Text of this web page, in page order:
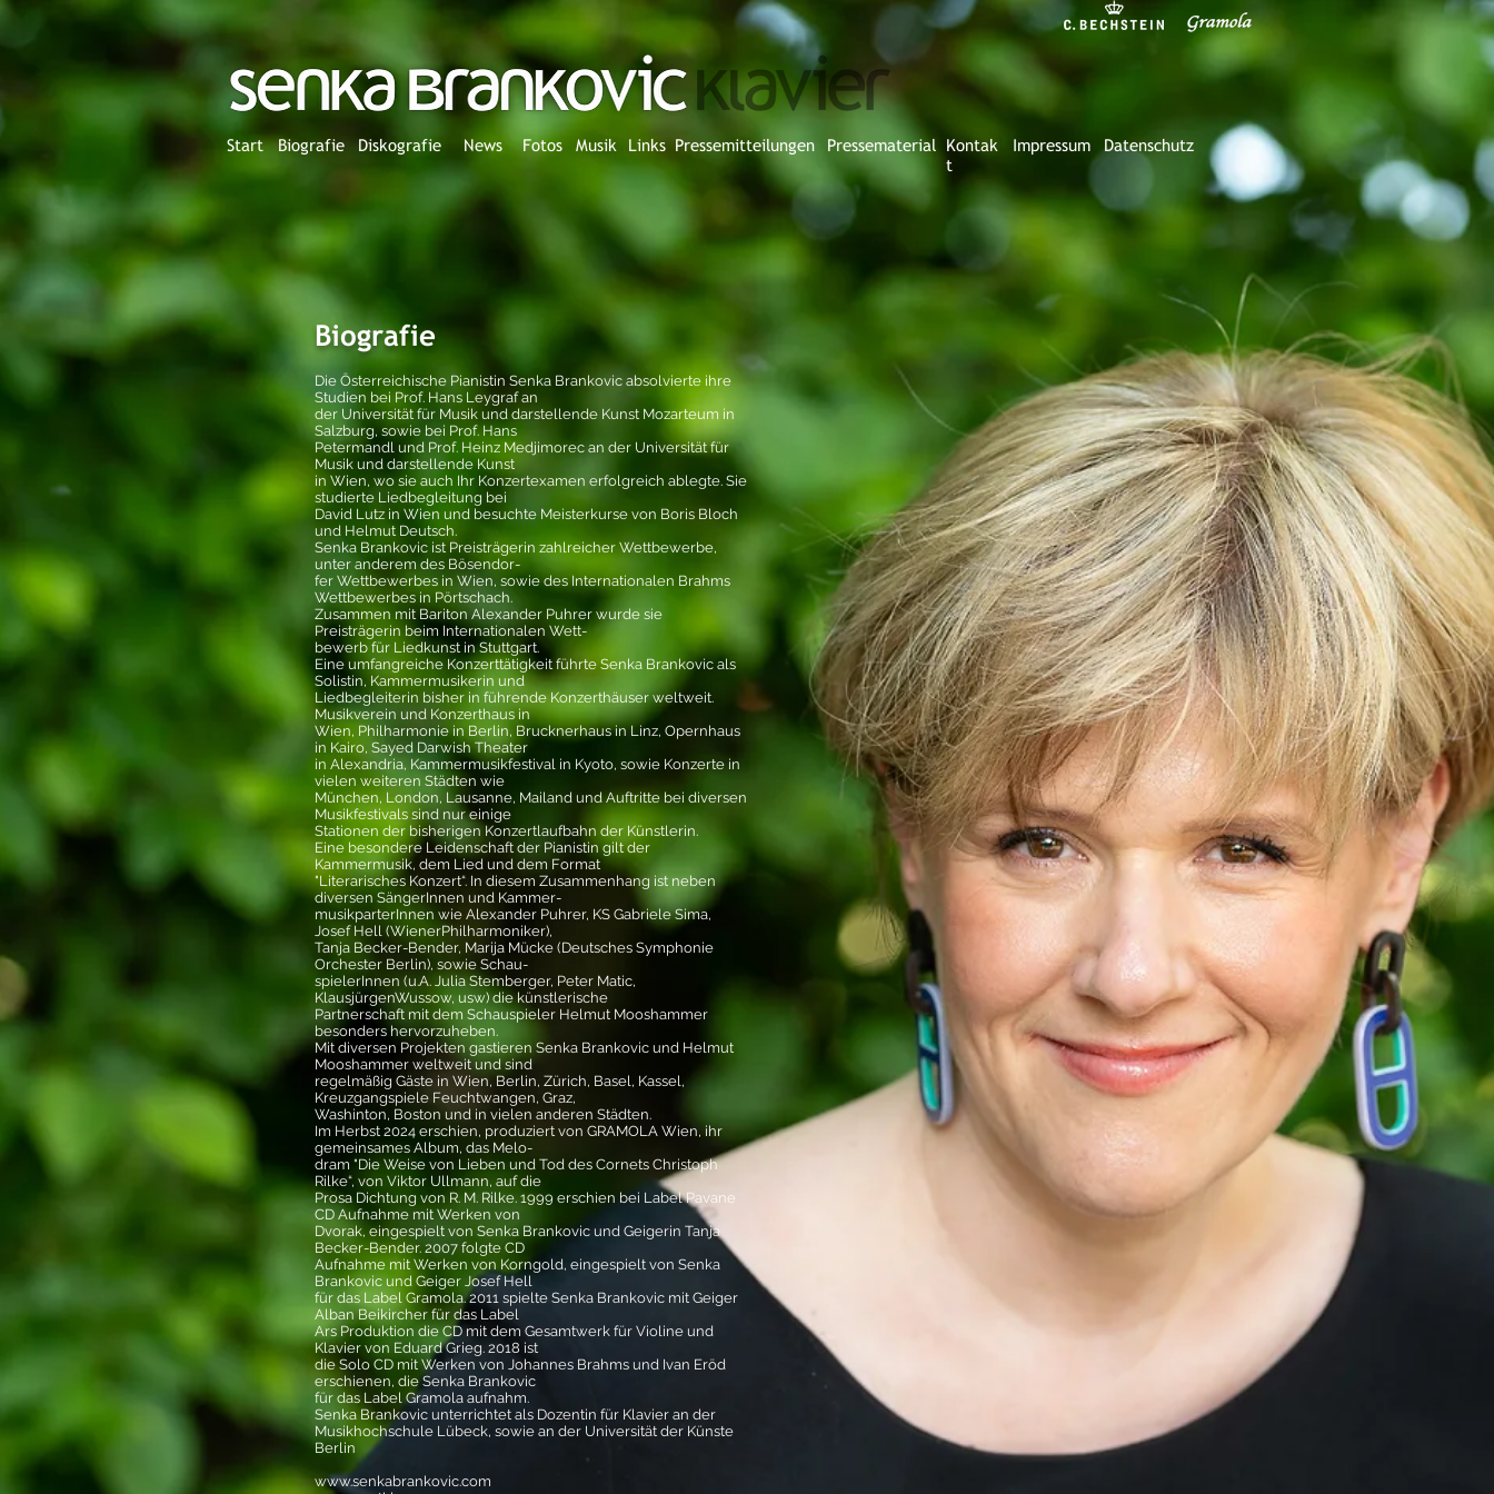
Start Biografie Diskografie News Fotos Musik Links Pressemitteilungen Pressematerial Kontak
t
Impressum Datenschutz
Biografie
Die Österreichische Pianistin Senka Brankovic absolvierte ihre
Studien bei Prof. Hans Leygraf an
der Universität für Musik und darstellende Kunst Mozarteum in
Salzburg, sowie bei Prof. Hans
Petermandl und Prof. Heinz Medjimorec an der Universität für
Musik und darstellende Kunst
in Wien, wo sie auch Ihr Konzertexamen erfolgreich ablegte. Sie
studierte Liedbegleitung bei
David Lutz in Wien und besuchte Meisterkurse von Boris Bloch
und Helmut Deutsch.
Senka Brankovic ist Preisträgerin zahlreicher Wettbewerbe,
unter anderem des Bösendor-
fer Wettbewerbes in Wien, sowie des Internationalen Brahms
Wettbewerbes in Pörtschach.
Zusammen mit Bariton Alexander Puhrer wurde sie
Preisträgerin beim Internationalen Wett-
bewerb für Liedkunst in Stuttgart.
Eine umfangreiche Konzerttätigkeit führte Senka Brankovic als
Solistin, Kammermusikerin und
Liedbegleiterin bisher in führende Konzerthäuser weltweit.
Musikverein und Konzerthaus in
Wien, Philharmonie in Berlin, Brucknerhaus in Linz, Opernhaus
in Kairo, Sayed Darwish Theater
in Alexandria, Kammermusikfestival in Kyoto, sowie Konzerte in
vielen weiteren Städten wie
München, London, Lausanne, Mailand und Auftritte bei diversen
Musikfestivals sind nur einige
Stationen der bisherigen Konzertlaufbahn der Künstlerin.
Eine besondere Leidenschaft der Pianistin gilt der
Kammermusik, dem Lied und dem Format
"Literarisches Konzert“. In diesem Zusammenhang ist neben
diversen SängerInnen und Kammer-
musikparterInnen wie Alexander Puhrer, KS Gabriele Sima,
Josef Hell (WienerPhilharmoniker),
Tanja Becker-Bender, Marija Mücke (Deutsches Symphonie
Orchester Berlin), sowie Schau-
spielerInnen (u.A. Julia Stemberger, Peter Matic,
KlausjürgenWussow, usw) die künstlerische
Partnerschaft mit dem Schauspieler Helmut Mooshammer
besonders hervorzuheben.
Mit diversen Projekten gastieren Senka Brankovic und Helmut
Mooshammer weltweit und sind
regelmäßig Gäste in Wien, Berlin, Zürich, Basel, Kassel,
Kreuzgangspiele Feuchtwangen, Graz,
Washinton, Boston und in vielen anderen Städten.
Im Herbst 2024 erschien, produziert von GRAMOLA Wien, ihr
gemeinsames Album, das Melo-
dram "Die Weise von Lieben und Tod des Cornets Christoph
Rilke“, von Viktor Ullmann, auf die
Prosa Dichtung von R. M. Rilke. 1999 erschien bei Label Pavane
CD Aufnahme mit Werken von
Dvorak, eingespielt von Senka Brankovic und Geigerin Tanja
Becker-Bender. 2007 folgte CD
Aufnahme mit Werken von Korngold, eingespielt von Senka
Brankovic und Geiger Josef Hell
für das Label Gramola. 2011 spielte Senka Brankovic mit Geiger
Alban Beikircher für das Label
Ars Produktion die CD mit dem Gesamtwerk für Violine und
Klavier von Eduard Grieg. 2018 ist
die Solo CD mit Werken von Johannes Brahms und Ivan Eröd
erschienen, die Senka Brankovic
für das Label Gramola aufnahm.
Senka Brankovic unterrichtet als Dozentin für Klavier an der
Musikhochschule Lübeck, sowie an der Universität der Künste
Berlin
www.senkabrankovic.com